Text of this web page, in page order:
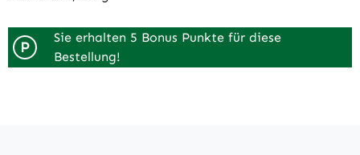
P
Sie erhalten 5 Bonus Punkte für diese
Bestellung!